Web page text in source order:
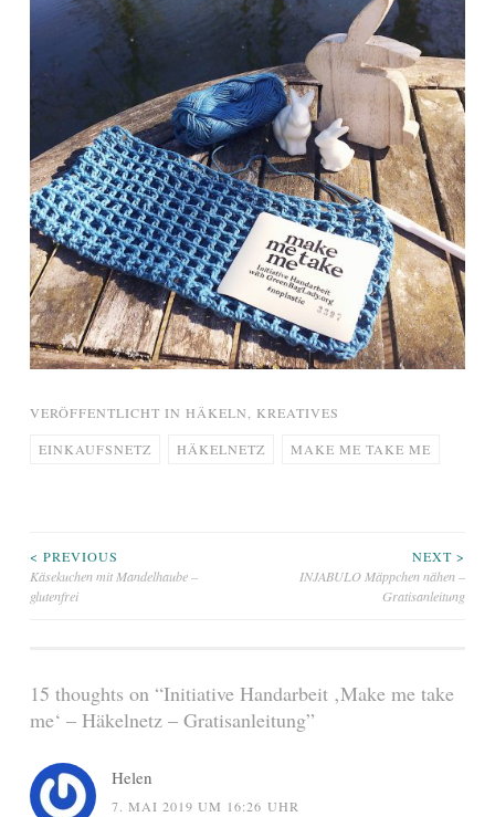
VERÖFFENTLICHT IN HÄKELN KREATIVES
EINKAUFSNETZ HÄKELNETZ MAKE ME TAKE ME
Beitragsnavigation
< PREVIOUS
Käsekuchen mit Mandelhaube –
glutenfrei
NEXT >
INJABULO Mäppchen nähen –
Gratisanleitung
15 thoughts on “Initiative Handarbeit ‚Make me take
me‘ – Häkelnetz – Gratisanleitung”
Helen
7. MAI 2019 UM 16:26 UHR